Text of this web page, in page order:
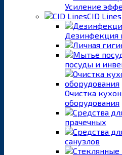
Усиление
CID Lines
Дезинфекция
посуды и
Очистка
оборудования
прачечных
санузлов